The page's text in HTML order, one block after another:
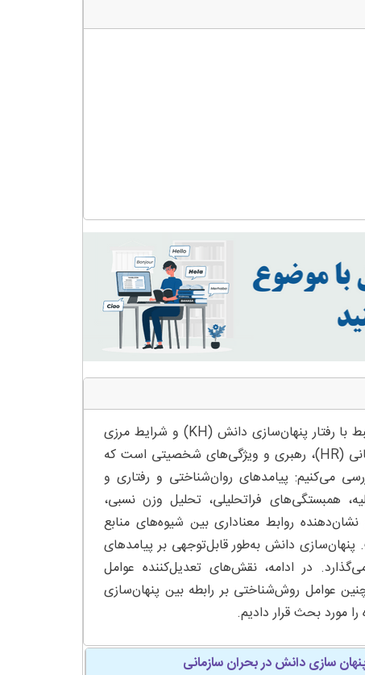
چکیده – در این مطالعه فراتحلیل، چارچوبی جامع برای بررسی عوامل مرتبط با رفتار پنهان‌سازی دانش (KH) و شرایط مرزی
در آن روابط مختلف ارائه می‌دهیم. این عوامل شامل شیوه‌های منابع انسانی (HR)، رهبری و ویژگی‌های شخصیتی است که
می‌کنیم: پیامدهای روان‌شناختی و رفتاری و
با 267 نمونه مستقل از 248 مطالعه اولیه، همبستگی‌های فراتحلیلی، تحلیل وزن نسبی،
روابط معناداری بین شیوه‌های منابع
دانش به‌طور قابل‌توجهی بر پیامدهای
در ادامه، نقش‌های تعدیل‌کننده عوامل
عوامل روش‌شناختی بر رابطه بین پنهان‌سازی
مورد بحث قرار دادیم.
پنهان سازی دانش در بحران سازمانی